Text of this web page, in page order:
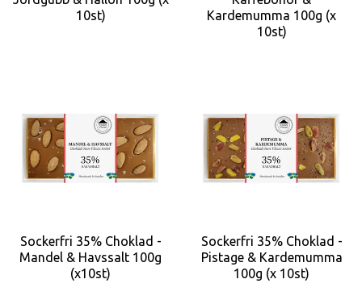
10st)
Kardemumma 100g (x
10st)
Sockerfri 35% Choklad -
Mandel & Havssalt 100g
(x10st)
Sockerfri 35% Choklad -
Pistage & Kardemumma
100g (x 10st)